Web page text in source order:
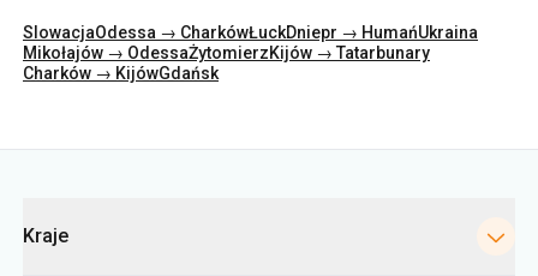
Kategorie